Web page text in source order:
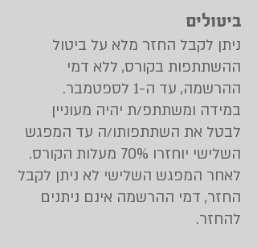
ביטולים
ניתן לקבל החזר מלא על ביטול
ההשתתפות בקורס, ללא דמי
ההרשמה, עד ה-1 לספטמבר.
במידה ומשתתפ/ת יהיה מעוניין
לבטל את השתתפותו/ה עד המפגש
השלישי יוחזרו 70% מעלות הקורס.
לאחר המפגש השלישי לא ניתן לקבל
החזר, דמי ההרשמה אינם ניתנים
להחזר.